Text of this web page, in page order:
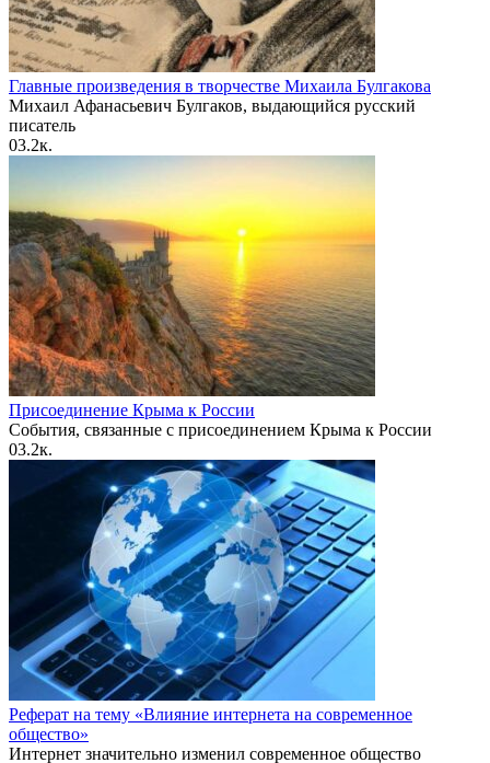
Главные произведения в творчестве Михаила Булгакова
Михаил Афанасьевич Булгаков, выдающийся русский
писатель
03.2к.
Присоединение Крыма к России
События, связанные с присоединением Крыма к России
03.2к.
Реферат на тему «Влияние интернета на современное
общество»
Интернет значительно изменил современное общество